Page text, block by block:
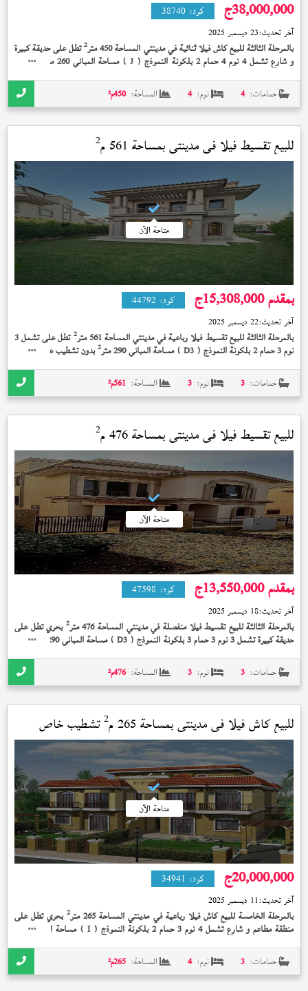
38,000,000ج كود: 38740
آخر تحديث:23 ديسمبر 2025
بالمرحلة الثالثة للبيع كاش فيلا ثنائية في مدينتي المساحة 450 متر 2تطل على حديقة كبيرة
و شارع تشمل 4 نوم 4 حمام 2 بلكونة النموذج ( J) مساحة المباني 260 متر 2 تشطيب
حمامات: 4 نوم: 4 المساحة: 450م²
للبيع تقسيط فيلا فيمدينتيبمساحة 561 م 2
متاحة الآن
بمقدم 15,308,000 ج كود: 44792
آخر تحديث:22 ديسمبر 2025
بالمرحلة الثالثة للبيع تقسيط فيلا رباعية في مدينتي المساحة 561 متر 2 تطل على تشمل 3
نوم 3 حمام 2 بلكونة النموذج ( D3 ) مساحة المباني 290 متر 2 بدون تشطيب على 11 سنة
حمامات: 3 نوم: 3 المساحة: 561م²
للبيع تقسيط فيلا فيمدينتيبمساحة 476 م 2
متاحة الآن
بمقدم 13,550,000 ج كود: 47598
آخر تحديث:18 ديسمبر 2025
بالمرحلة الثالثة للبيع تقسيط فيلا منفصلة في مدينتي المساحة 476 متر 2 بحري تطل على
حديقة كبيرة تشمل 3 نوم 3 حمام 3 بلكونة النموذج ( D3) مساحة المباني 290 متر 2بدون
حمامات: 3 نوم: 3 المساحة: 476م²
للبيع كاش فيلا فيمدينتيبمساحة 265 م 2تشطيب خاص
متاحة الآن
20,000,000ج كود: 34941
آخر تحديث:11 ديسمبر 2025
بالمرحلة الخامسة للبيع كاش فيلا رباعية في مدينتي المساحة 265 متر 2بحري تطل على
منطقة مطاعم و شارع تشمل 4 نوم 3 حمام 2 بلكونة النموذج ( I
حمامات: 3 نوم: 4 المساحة: 265م²